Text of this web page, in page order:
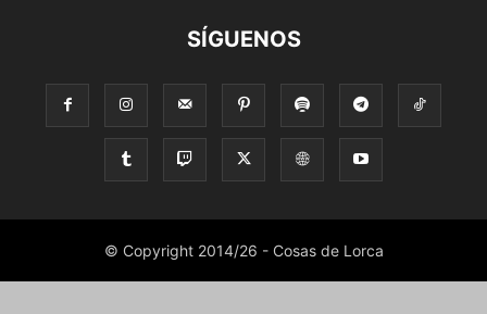
SÍGUENOS
© Copyright 2014/26 - Cosas de Lorca